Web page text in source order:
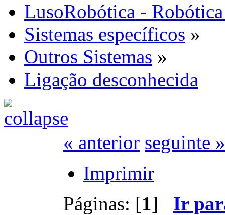
LusoRobótica -
Sistemas específicos »
Outros Sistemas »
Ligação desconhecida
« anterior seguinte »
Imprimir
Páginas: [1] Ir